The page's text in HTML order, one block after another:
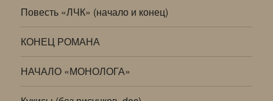
Повесть «ЛЧК» (начало и конец)
КОНЕЦ РОМАНА
НАЧАЛО «МОНОЛОГА»